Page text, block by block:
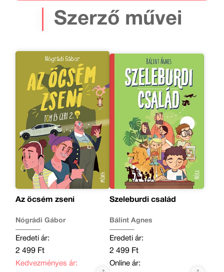
Szerző művei
Az öcsém zseni
Nógrádi Gábor
Eredeti ár:
2 499 Ft
Kedvezményes ár:
Szeleburdi család
Bálint Ágnes
Eredeti ár:
2 499 Ft
Online ár: